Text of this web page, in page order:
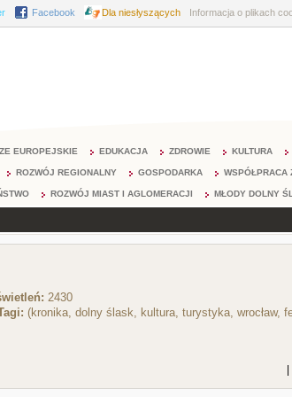
Facebook Dla niesłyszących Informacja o plikach
EUROPEJSKIE EDUKACJA ZDROWIE KULTURA
ROZWÓJ REGIONALNY GOSPODARKA WSPÓŁPRACA
ROZWÓJ MIAST I AGLOMERACJI MŁODY DOLNY
2430
(kronika, dolny ślask, kultura, turystyka, wrocław,